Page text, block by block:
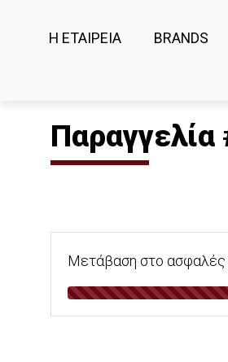
Η ΕΤΑΙΡΕΙΑ BRANDS
Μετάβαση στο ασφαλές